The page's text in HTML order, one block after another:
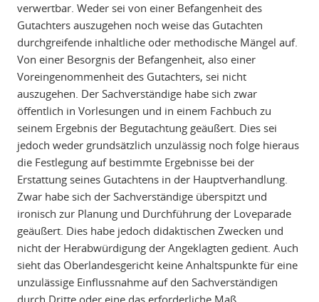
verwertbar. Weder sei von einer Befangenheit des
Gutachters auszugehen noch weise das Gutachten
durchgreifende inhaltliche oder methodische Mängel auf.
Von einer Besorgnis der Befangenheit, also einer
Voreingenommenheit des Gutachters, sei nicht
auszugehen. Der Sachverständige habe sich zwar
öffentlich in Vorlesungen und in einem Fachbuch zu
seinem Ergebnis der Begutachtung geäußert. Dies sei
jedoch weder grundsätzlich unzulässig noch folge hieraus
die Festlegung auf bestimmte Ergebnisse bei der
Erstattung seines Gutachtens in der Hauptverhandlung.
Zwar habe sich der Sachverständige überspitzt und
ironisch zur Planung und Durchführung der Loveparade
geäußert. Dies habe jedoch didaktischen Zwecken und
nicht der Herabwürdigung der Angeklagten gedient. Auch
sieht das Oberlandesgericht keine Anhaltspunkte für eine
unzulässige Einflussnahme auf den Sachverständigen